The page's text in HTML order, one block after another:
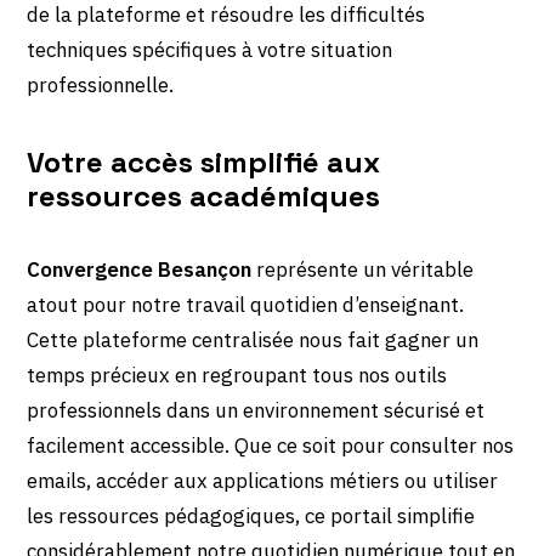
de la plateforme et résoudre les difficultés
techniques spécifiques à votre situation
professionnelle.
Votre accès simplifié aux
ressources académiques
Convergence Besançon représente un véritable
atout pour notre travail quotidien d’enseignant.
Cette plateforme centralisée nous fait gagner un
temps précieux en regroupant tous nos outils
professionnels dans un environnement sécurisé et
facilement accessible. Que ce soit pour consulter nos
emails, accéder aux applications métiers ou utiliser
les ressources pédagogiques, ce portail simplifie